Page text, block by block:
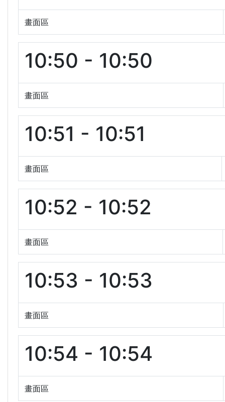
畫面區
10:50 - 10:50
畫面區
10:51 - 10:51
畫面區
10:52 - 10:52
畫面區
10:53 - 10:53
畫面區
10:54 - 10:54
畫面區